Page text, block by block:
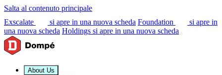
Salta al contenuto principale
Exscalate
si apre in una nuova scheda Foundation
si apre in
una nuova scheda Holdings si apre in una nuova scheda
About Us